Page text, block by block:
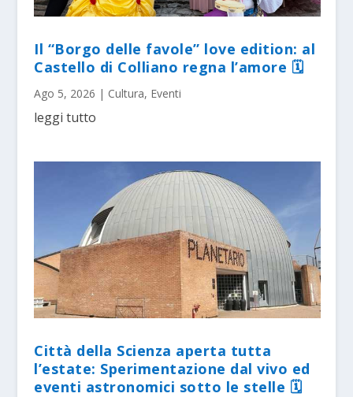
Il “Borgo delle favole” love edition: al
Castello di Colliano regna l’amore 🗓
Ago 5, 2026 | Cultura, Eventi
leggi tutto
Città della Scienza aperta tutta
l’estate: Sperimentazione dal vivo ed
eventi astronomici sotto le stelle 🗓